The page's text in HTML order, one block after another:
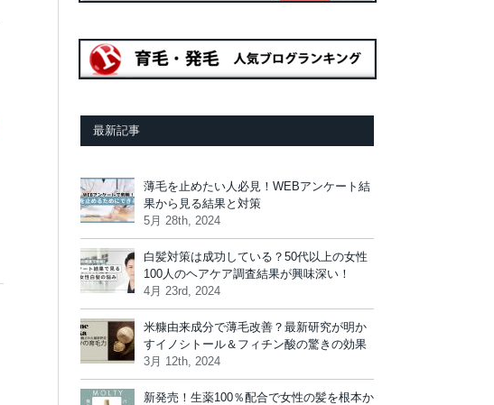
最新記事
薄毛を止めたい人必見！WEBアンケート結
果から見る結果と対策
5月 28th, 2024
白髪対策は成功している？50代以上の女性
100人のヘアケア調査結果が興味深い！
4月 23rd, 2024
米糠由来成分で薄毛改善？最新研究が明か
すイノシトール＆フィチン酸の驚きの効果
3月 12th, 2024
新発売！生薬100％配合で女性の髪を根本か